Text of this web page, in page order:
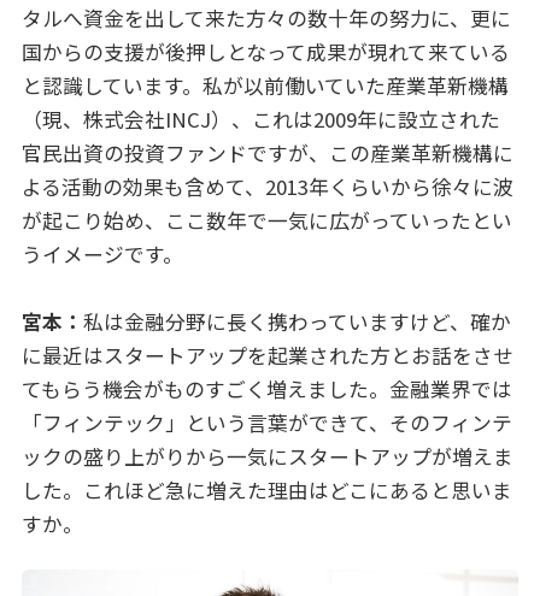
タルへ資金を出して来た方々の数十年の努力に、更に
国からの支援が後押しとなって成果が現れて来ている
と認識しています。私が以前働いていた産業革新機構
（現、株式会社INCJ）、これは2009年に設立された
官民出資の投資ファンドですが、この産業革新機構に
よる活動の効果も含めて、2013年くらいから徐々に波
が起こり始め、ここ数年で一気に広がっていったとい
うイメージです。
宮本： 私は金融分野に長く携わっていますけど、確か
に最近はスタートアップを起業された方とお話をさせ
てもらう機会がものすごく増えました。金融業界では
「フィンテック」という言葉ができて、そのフィンテ
ックの盛り上がりから一気にスタートアップが増えま
した。これほど急に増えた理由はどこにあると思いま
すか。